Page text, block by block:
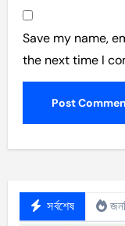
Save my name,
the next time I
সর্বশেষ